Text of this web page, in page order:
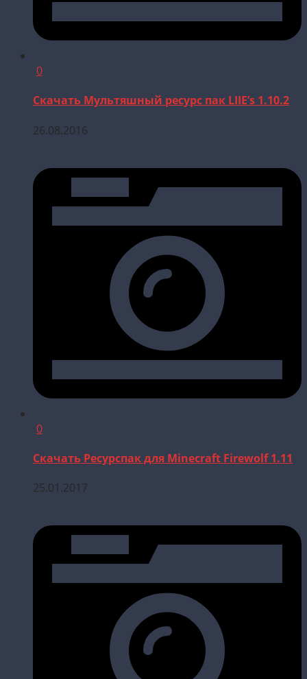
0
Скачать Мультяшный ресурс пак LIIE’s 1.10.2
26.08.2016
0
Скачать Ресурспак для Minecraft Firewolf 1.11
25.01.2017